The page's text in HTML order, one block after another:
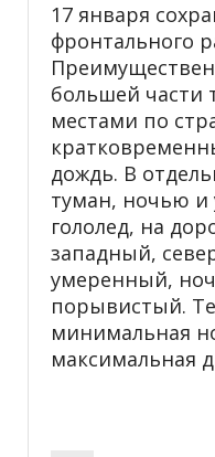
17 января
фронтального
большей части
местами по
дождь. В
туман, ночью и
гололед, на
западный,
умеренный,
порывистый.
минимальная
максимальная